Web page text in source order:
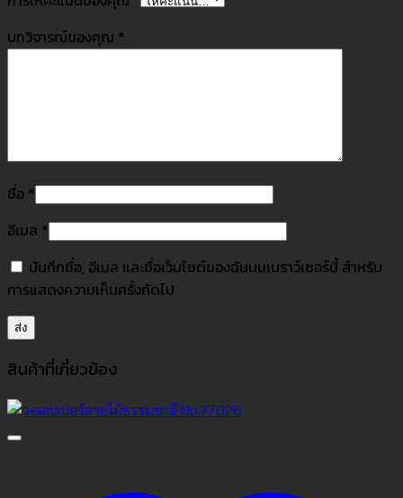
บทวิจารณ์ของคุณ *
ชื่อ *
อีเมล *
บันทึกชื่อ, อีเมล และชื่อเว็บไซต์ของฉันบนเบราว์เซอร์นี้ สำหรับ
การแสดงความเห็นครั้งถัดไป
สินค้าที่เกี่ยวข้อง